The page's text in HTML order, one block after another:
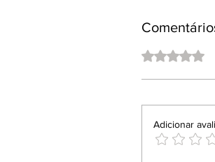
Avaliado com 0 de 5
Adicionar